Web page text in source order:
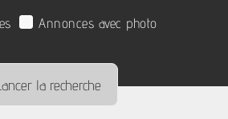
Annonces avec photo